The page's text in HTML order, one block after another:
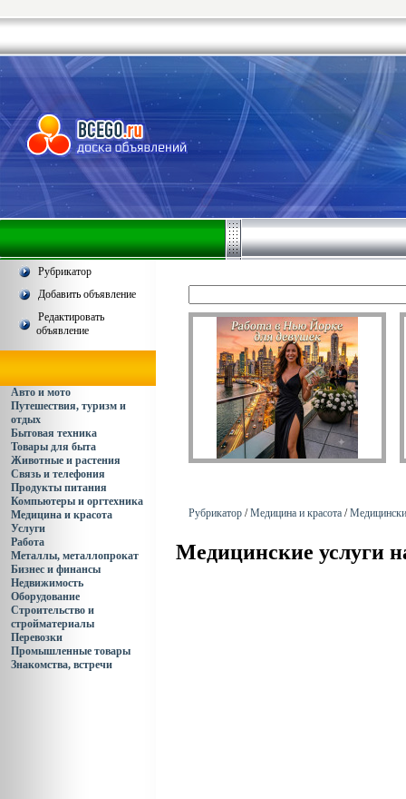
Рубрикатор
Добавить объявление
Редактировать
объявление
Авто и мото
Путешествия, туризм и
отдых
Бытовая техника
Товары для быта
Животные и растения
Связь и телефония
Продукты питания
Компьютеры и оргтехника
Медицина и красота
Услуги
Работа
Металлы, металлопрокат
Бизнес и финансы
Недвижимость
Оборудование
Строительство и
стройматериалы
Перевозки
Промышленные товары
Знакомства, встречи
Рубрикатор /Медицина и красота /
Медицинские услуги